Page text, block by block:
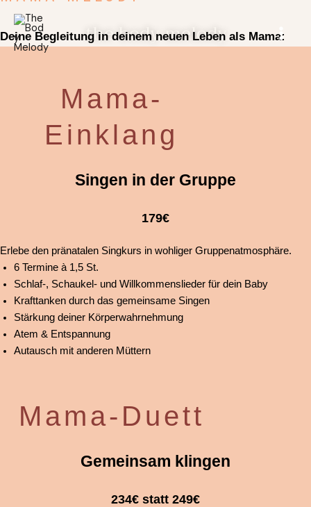
Inhalt
springen
MAIN
the body melody
Deine Begleitung in deinem neuen Leben als Mama:
Mama-
Einklang
Singen in der Gruppe
179€
Erlebe den pränatalen Singkurs in wohliger Gruppenatmosphäre.
6 Termine à 1,5 St.
Schlaf-, Schaukel- und Willkommenslieder für dein Baby
Krafttanken durch das gemeinsame Singen
Stärkung deiner Körperwahrnehmung
Atem & Entspannung
Autausch mit anderen Müttern
Mama-Duett
Gemeinsam klingen
234€ statt 249€